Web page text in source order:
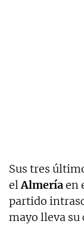
Sus tres
elAlmeríaen
partido
mayo lleva su